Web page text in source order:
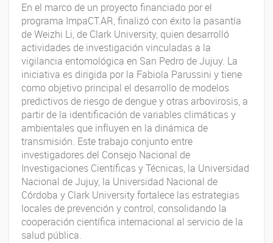
En el marco de un proyecto financiado por el
programa ImpaCT.AR, finalizó con éxito la pasantía
de Weizhi Li, de Clark University, quien desarrolló
actividades de investigación vinculadas a la
vigilancia entomológica en San Pedro de Jujuy. La
iniciativa es dirigida por la Fabiola Parussini y tiene
como objetivo principal el desarrollo de modelos
predictivos de riesgo de dengue y otras arbovirosis, a
partir de la identificación de variables climáticas y
ambientales que influyen en la dinámica de
transmisión. Este trabajo conjunto entre
investigadores del Consejo Nacional de
Investigaciones Científicas y Técnicas, la Universidad
Nacional de Jujuy, la Universidad Nacional de
Córdoba y Clark University fortalece las estrategias
locales de prevención y control, consolidando la
cooperación científica internacional al servicio de la
salud pública.